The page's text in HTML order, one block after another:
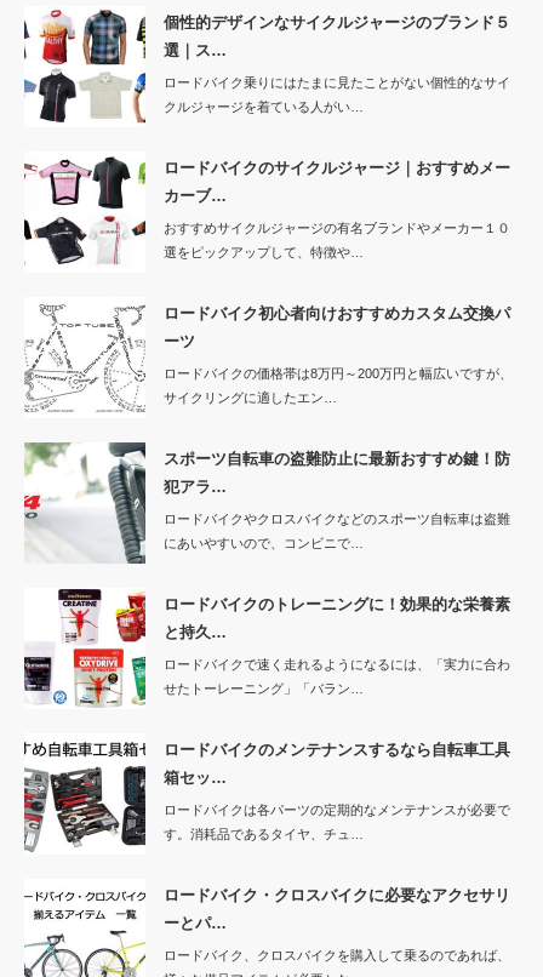
個性的デザインなサイクルジャージのブランド５
選｜ス…
ロードバイク乗りにはたまに見たことがない個性的なサイ
クルジャージを着ている人がい…
ロードバイクのサイクルジャージ｜おすすめメー
カーブ…
おすすめサイクルジャージの有名ブランドやメーカー１０
選をピックアップして、特徴や…
ロードバイク初心者向けおすすめカスタム交換パ
ーツ
ロードバイクの価格帯は8万円～200万円と幅広いですが、
サイクリングに適したエン…
スポーツ自転車の盗難防止に最新おすすめ鍵！防
犯アラ…
ロードバイクやクロスバイクなどのスポーツ自転車は盗難
にあいやすいので、コンビニで…
ロードバイクのトレーニングに！効果的な栄養素
と持久…
ロードバイクで速く走れるようになるには、「実力に合わ
せたトーレーニング」「バラン…
ロードバイクのメンテナンスするなら自転車工具
箱セッ…
ロードバイクは各パーツの定期的なメンテナンスが必要で
す。消耗品であるタイヤ、チュ…
ロードバイク・クロスバイクに必要なアクセサリ
ーとパ…
ロードバイク、クロスバイクを購入して乗るのであれば、